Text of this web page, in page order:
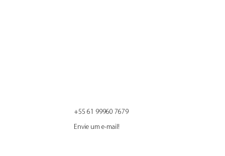
+55 61 99960 7679
Envie um e-mail!